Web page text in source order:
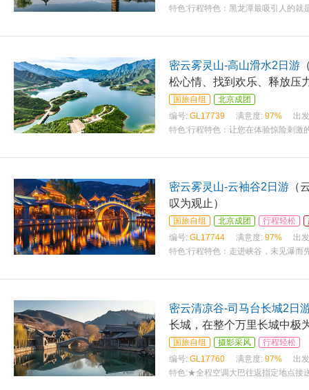
特色:行程特色：黑龙潭最吸引人的就
密云雾灵山-高山滑水2日游
松心情、找到欢乐、释放压
国旅自组
北京成团
编号: GL17739 满意度: 97%
出
特色:行程特色：让您在体验惊险刺激
密云雾灵山-云袖谷2日游 （
叹为观止）
国旅自组 北京成团 行程轻松
编号: GL17744 满意度: 97%
出
特色:行程特色：走进峡谷，未见瀑而
密云清凉谷-司马台长城2日
长城，在整个万里长城中极
国旅自组 摄影采风
行程轻松
编号: GL17760 满意度: 97%
出
特色:★全程空调大巴往返指定地点接